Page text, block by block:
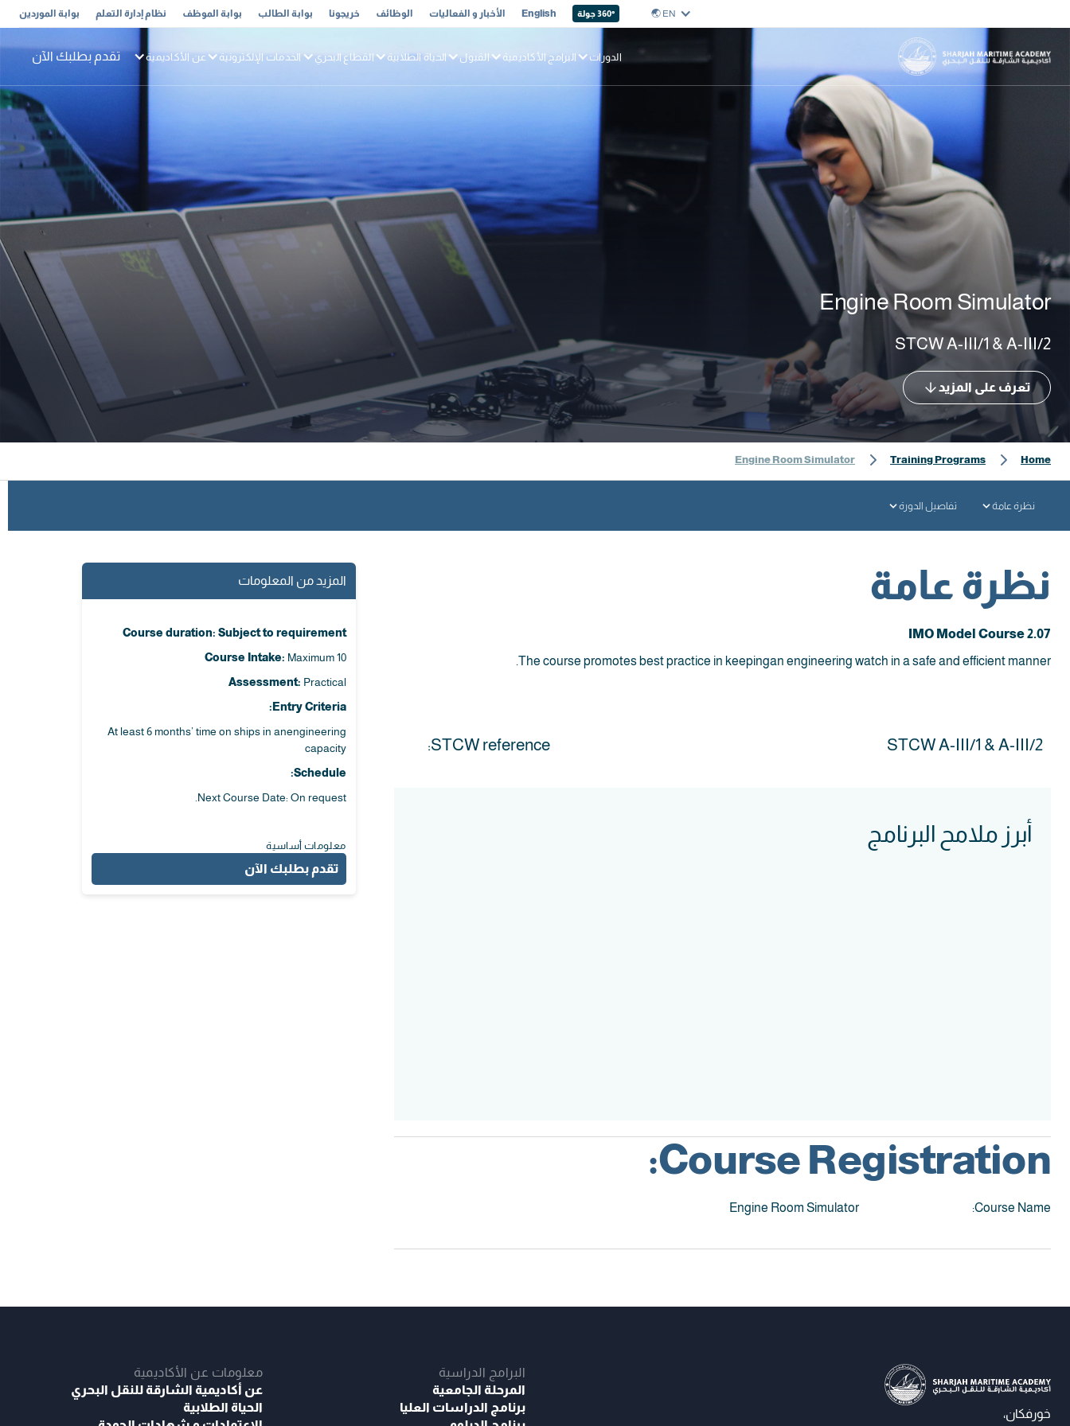
EN 🌏︎
360° جولة English الأخبار و الفعاليات الوظائف خريجونا بوابة الطالب بوابة الموظف نظام إدارة التعلم بوابة الموردين
الدورات البرامج الأكاديمية القبول الحياة الطلابية القطاع البحري الخدمات الإلكترونية عن الأكاديمية تقدم بطلبك الآن
Engine Room Simulator
STCW A-III/1 & A-III/2
تعرف على المزيد
Home
Training Programs
Engine Room Simulator
نظرة عامة تفاصيل الدورة
نظرة عامة
IMO Model Course 2.07
The course promotes best practice in keepingan engineering watch in a safe and efficient manner.
STCW reference: STCW A-III/1 & A-III/2
أبرز ملامح البرنامج
Course Registration:
Course Name:
Engine Room Simulator
المزيد من المعلومات
Course duration: Subject to requirement
Course Intake: Maximum 10
Assessment: Practical
Entry Criteria:
At least 6 months’ time on ships in anengineering
capacity
Schedule:
Next Course Date: On request.
معلومات أساسية
تقدم بطلبك الآن
خورفكان،
البرامج الدراسية
المرحلة الجامعية
برنامج الدراسات العليا
معلومات عن الأكاديمية
عن أكاديمية الشارقة للنقل البحري
الحياة الطلابية